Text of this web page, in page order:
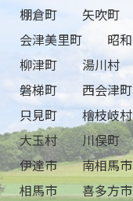
棚倉町
矢吹町
会津美里町
昭
柳津町
湯川村
磐梯町
西会津町
只見町
檜枝岐村
大玉村
川俣町
伊達市
南相馬市
相馬市
喜多方市